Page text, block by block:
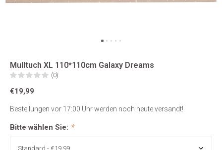
Mulltuch XL 110*110cm Galaxy Dreams
(0)
€19,99
Bestellungen vor 17:00 Uhr werden noch heute versandt!
Bitte wählen Sie: *